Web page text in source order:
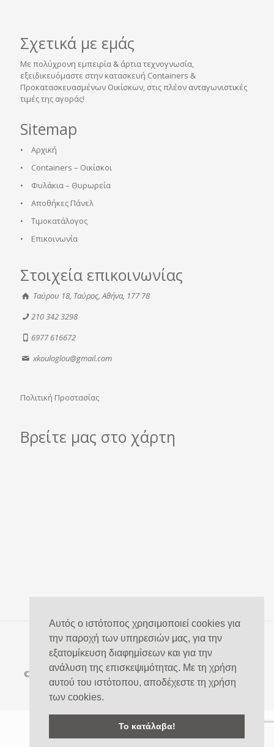
Αυτός ο ιστότοπος χρησιμοποιεί cookies για
την παροχή των υπηρεσιών μας, για την
εξατομίκευση διαφημίσεων και για την
ανάλυση της επισκεψιμότητας. Με τη χρήση
αυτού του ιστότοπου, αποδέχεστε τη χρήση
των cookies.
Το κατάλαβα!
Σχετικά με εμάς
Με πολύχρονη εμπειρία & άρτια τεχνογνωσία,
εξειδικευόμαστε στην κατασκευή Containers &
Προκατασκευασμένων Οικίσκων, στις πλέον ανταγωνιστικές
τιμές της αγοράς!
Sitemap
•
Αρχική
•
Containers – Οικίσκοι
•
Φυλάκια – Θυρωρεία
•
Αποθήκες Πάνελ
•
Τιμοκατάλογος
•
Επικοινωνία
Στοιχεία επικοινωνίας
Ταύρου 18, Ταύρος, Αθήνα, 177 78
210 342 3298
6977 616672
xkouloglou@gmail.com
Πολιτική Προστασίας
Βρείτε μας στο χάρτη
© 2020 ΚΟΥΛΟΓΛΟΥ ΖΑΧΑΡΙΑΣ, All Rights Reserved | Powered
by